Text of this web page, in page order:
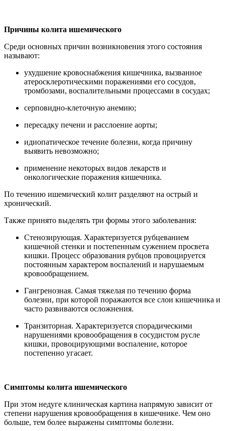
Причины колита ишемического
Среди основных причин возникновения этого состояния
называют:
ухудшение кровоснабжения кишечника, вызванное
атеросклеротическими поражениями его сосудов,
тромбозами, воспалительными процессами в сосудах;
серповидно-клеточную анемию;
пересадку печени и расслоение аорты;
идиопатическое течение болезни, когда причину
выявить невозможно;
применение некоторых видов лекарств и
онкологические поражения кишечника.
По течению ишемический колит разделяют на острый и
хронический.
Также принято выделять три формы этого заболевания:
Стенозирующая. Характеризуется рубцеванием
кишечной стенки и постепенным сужением просвета
кишки. Процесс образования рубцов провоцируется
постоянным характером воспалений и нарушаемым
кровообращением.
Гангренозная. Самая тяжелая по течению форма
болезни, при которой поражаются все слои кишечника и
часто развиваются осложнения.
Транзиторная. Характеризуется спорадическими
нарушениями кровообращения в сосудистом русле
кишки, провоцирующими воспаление, которое
постепенно угасает.
Симптомы колита ишемического
При этом недуге клиническая картина напрямую зависит от
степени нарушения кровообращения в кишечнике. Чем оно
больше, тем более выражены симптомы болезни.